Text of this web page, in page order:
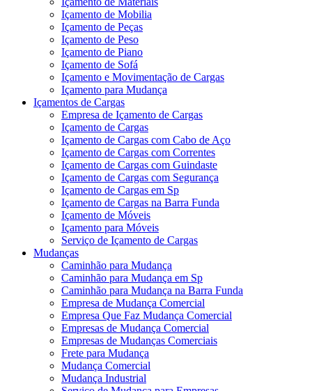
Içamento de Mobilia
Içamento de Peças
Içamento de Peso
Içamento de Piano
Içamento de Sofá
Içamento e Movimentação de Cargas
Içamento para Mudança
Içamentos de Cargas
Empresa de Içamento de Cargas
Içamento de Cargas
Içamento de Cargas com Cabo de Aço
Içamento de Cargas com Correntes
Içamento de Cargas com Guindaste
Içamento de Cargas com Segurança
Içamento de Cargas em Sp
Içamento de Cargas na Barra Funda
Içamento de Móveis
Içamento para Móveis
Serviço de Içamento de Cargas
Mudanças
Caminhão para Mudança
Caminhão para Mudança em Sp
Caminhão para Mudança na Barra Funda
Empresa de Mudança Comercial
Empresa Que Faz Mudança Comercial
Empresas de Mudança Comercial
Empresas de Mudanças Comerciais
Frete para Mudança
Mudança Comercial
Mudança Industrial